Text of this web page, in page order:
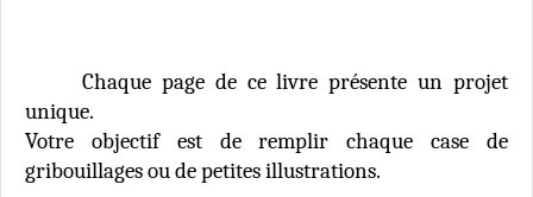
Chaque page de ce livre présente un projet
unique.
Votre objectif est de remplir chaque case de
gribouillages ou de petites illustrations.